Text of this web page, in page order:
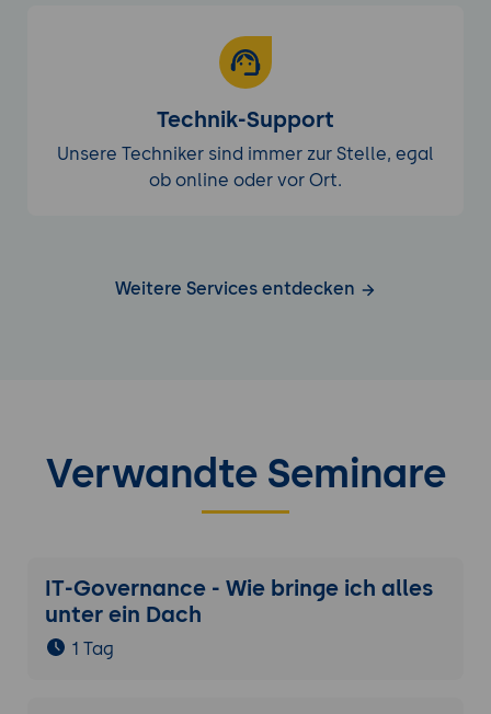
Technik-Support
Unsere Techniker sind immer zur Stelle, egal
ob online oder vor Ort.
Weitere Services entdecken
Verwandte Seminare
IT-Governance - Wie bringe ich alles
unter ein Dach
1 Tag